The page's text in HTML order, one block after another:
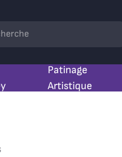
Patinage
Artistique